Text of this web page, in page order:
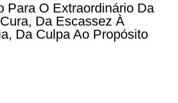
Para O Extraordinário Da
Da Escassez À
Da Culpa Ao Propósito